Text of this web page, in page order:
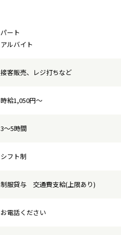
パート
アルバイト
接客販売、レジ打ちなど
時給1,050円〜
3〜5時間
シフト制
制服貸与 交通費支給(上限あり)
お電話ください